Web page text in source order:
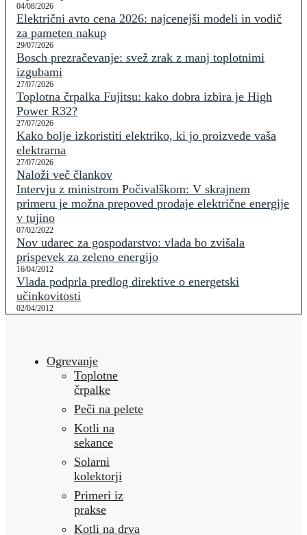
04/08/2026
Električni avto cena 2026: najcenejši modeli in vodič
za pameten nakup
29/07/2026
Bosch prezračevanje: svež zrak z manj toplotnimi
izgubami
27/07/2026
Toplotna črpalka Fujitsu: kako dobra izbira je High
Power R32?
27/07/2026
Kako bolje izkoristiti elektriko, ki jo proizvede vaša
elektrarna
27/07/2026
Naloži več člankov
Intervju z ministrom Počivalškom: V skrajnem
primeru je možna prepoved prodaje električne energije
v tujino
07/02/2022
Nov udarec za gospodarstvo: vlada bo zvišala
prispevek za zeleno energijo
16/04/2012
Vlada podprla predlog direktive o energetski
učinkovitosti
02/04/2012
Ogrevanje
Toplotne
črpalke
Peči na pelete
Kotli na
sekance
Solarni
kolektorji
Primeri iz
prakse
Kotli na drva